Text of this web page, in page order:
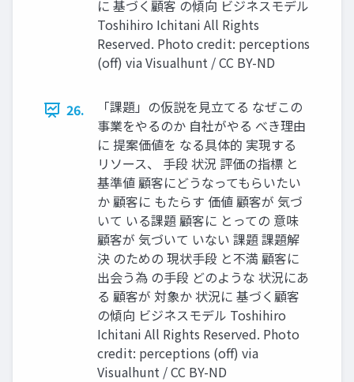
に 基づく顧客 の傾向 ビジネスモデル
Toshihiro Ichitani All Rights
Reserved. Photo credit: perceptions
(oﬀ) via Visualhunt / CC BY-ND
26.
「課題」の仮説を⾒⽴てる なぜこの
事業をやるのか ⾃社がやる べき理由
に 提案価値を なる具体的 実現する
リソース、 ⼿段 状況 評価の指標 と
基準値 顧客にどうなってもらいたい
か 顧客に もたらす 価値 顧客が 気づ
いて いる課題 顧客に とっての 意味
顧客が 気づいて いない 課題 課題解
決 のための 現状⼿段 と不満 顧客に
出会う為 の⼿段 どのような 状況にあ
る 顧客が 対象か 状況に 基づく顧客
の傾向 ビジネスモデル Toshihiro
Ichitani All Rights Reserved. Photo
credit: perceptions (oﬀ) via
Visualhunt / CC BY-ND